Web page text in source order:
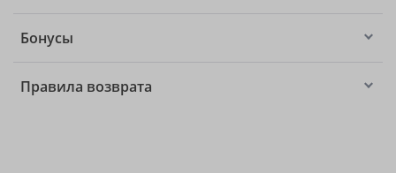
Бонусы
Правила возврата